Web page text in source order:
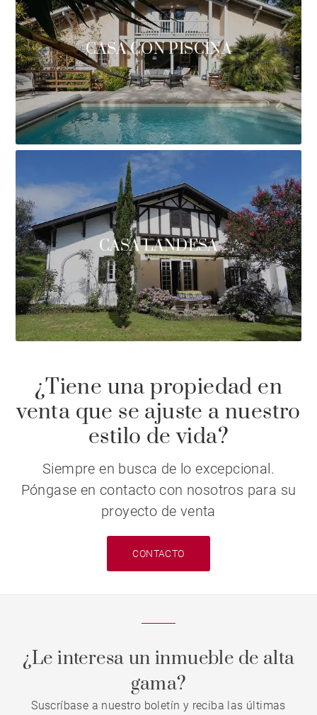
CASA CON PISCINA
CASA LANDESA
¿Tiene una propiedad en
venta que se ajuste a nuestro
estilo de vida?
Siempre en busca de lo excepcional.
Póngase en contacto con nosotros para su
proyecto de venta
CONTACTO
¿Le interesa un inmueble de alta
gama?
Suscríbase a nuestro boletín y reciba las últimas